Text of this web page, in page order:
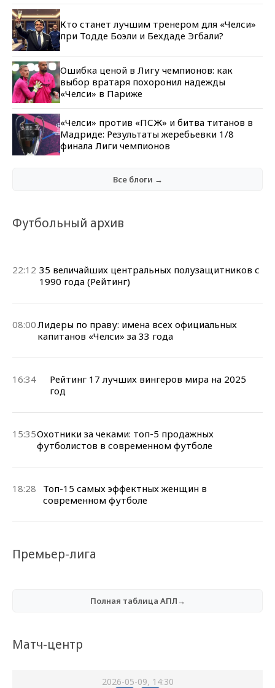
Кто станет лучшим тренером для «Челси»
при Тодде Боэли и Бехдаде Эгбали?
Ошибка ценой в Лигу чемпионов: как
выбор вратаря похоронил надежды
«Челси» в Париже
«Челси» против «ПСЖ» и битва титанов в
Мадриде: Результаты жеребьевки 1/8
финала Лиги чемпионов
Все блоги →
Футбольный архив
22:12 35 величайших центральных полузащитников с
1990 года (Рейтинг)
08:00 Лидеры по праву: имена всех официальных
капитанов «Челси» за 33 года
16:34
Рейтинг 17 лучших вингеров мира на 2025
год
15:35Охотники за чеками: топ-5 продажных
футболистов в современном футболе
18:28
Топ-15 самых эффектных женщин в
современном футболе
Премьер-лига
Полная таблица АПЛ→
Матч-центр
2026-05-09, 14:30